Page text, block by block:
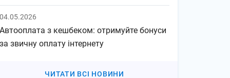
04.05.2026
Автооплата з кешбеком: отримуйте бонуси
за звичну оплату інтернету
ЧИТАТИ ВСІ НОВИНИ